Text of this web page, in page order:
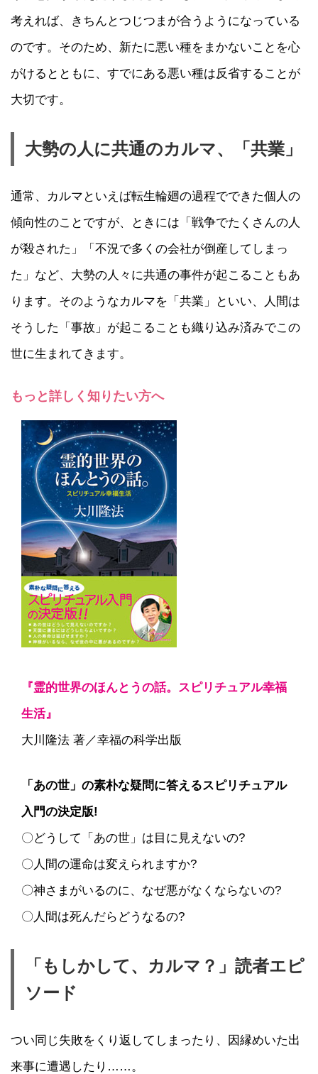
考えれば、きちんとつじつまが合うようになっている
のです。そのため、新たに悪い種をまかないことを心
がけるとともに、すでにある悪い種は反省することが
大切です。
大勢の人に共通のカルマ、「共業」
通常、カルマといえば転生輪廻の過程でできた個人の
傾向性のことですが、ときには「戦争でたくさんの人
が殺された」「不況で多くの会社が倒産してしまっ
た」など、大勢の人々に共通の事件が起こることもあ
ります。そのようなカルマを「共業」といい、人間は
そうした「事故」が起こることも織り込み済みでこの
世に生まれてきます。
もっと詳しく知りたい方へ
『霊的世界のほんとうの話。スピリチュアル幸福
生活』
大川隆法 著／幸福の科学出版
「あの世」の素朴な疑問に答えるスピリチュアル
入門の決定版!
〇どうして「あの世」は目に見えないの?
〇人間の運命は変えられますか?
〇神さまがいるのに、なぜ悪がなくならないの?
〇人間は死んだらどうなるの?
「もしかして、カルマ？」読者エピ
ソード
つい同じ失敗をくり返してしまったり、因縁めいた出
来事に遭遇したり……。